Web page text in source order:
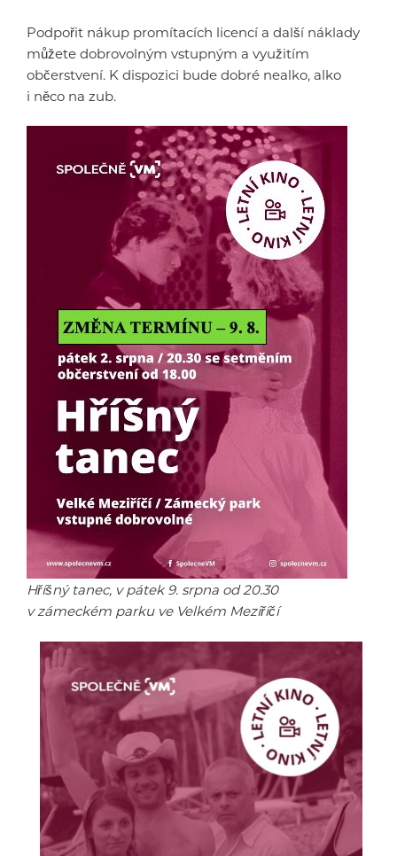
Podpořit nákup promítacích licencí a další náklady
můžete dobrovolným vstupným a využitím
občerstvení. K dispozici bude dobré nealko, alko
i něco na zub.
Hříšný tanec, v pátek 9. srpna od 20.30
v zámeckém parku ve Velkém Meziříčí